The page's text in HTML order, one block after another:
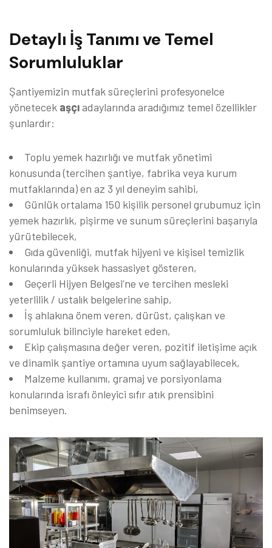
Detaylı İş Tanımı ve Temel
Sorumluluklar
Şantiyemizin mutfak süreçlerini profesyonelce
yönetecek aşçıadaylarında aradığımız temel özellikler
şunlardır:
Toplu yemek hazırlığı ve mutfak yönetimi
konusunda (tercihen şantiye, fabrika veya kurum
mutfaklarında) en az 3 yıl deneyim sahibi,
Günlük ortalama 150 kişilik personel grubumuz için
yemek hazırlık, pişirme ve sunum süreçlerini başarıyla
yürütebilecek,
Gıda güvenliği, mutfak hijyeni ve kişisel temizlik
konularında yüksek hassasiyet gösteren,
Geçerli Hijyen Belgesi’ne ve tercihen mesleki
yeterlilik / ustalık belgelerine sahip,
İş ahlakına önem veren, dürüst, çalışkan ve
sorumluluk bilinciyle hareket eden,
Ekip çalışmasına değer veren, pozitif iletişime açık
ve dinamik şantiye ortamına uyum sağlayabilecek,
Malzeme kullanımı, gramaj ve porsiyonlama
konularında israfı önleyici sıfır atık prensibini
benimseyen.